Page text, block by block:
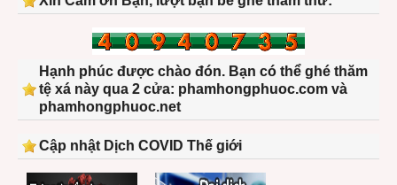
Hạnh phúc được chào đón. Bạn có thể ghé thăm
tệ xá này qua 2 cửa: phamhongphuoc.com và
phamhongphuoc.net
Cập nhật Dịch COVID Thế giới